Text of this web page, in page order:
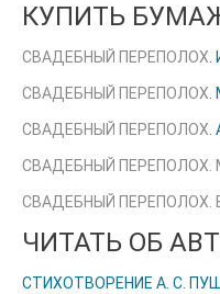
КУПИТЬ
СВАДЕБНЫЙ ПЕРЕПОЛОХ
СВАДЕБНЫЙ ПЕРЕПОЛОХ
СВАДЕБНЫЙ ПЕРЕПОЛОХ
СВАДЕБНЫЙ ПЕРЕПОЛОХ.
СВАДЕБНЫЙ ПЕРЕПОЛОХ.
ЧИТАТЬ ОБ
СТИХОТВОРЕНИЕ А. С.